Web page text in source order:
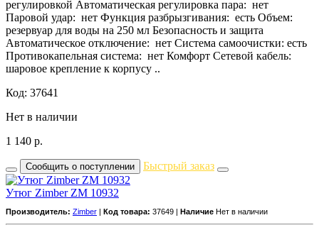
регулировкой Автоматическая регулировка пара: нет
Паровой удар: нет Функция разбрызгивания: есть Объем:
резервуар для воды на 250 мл Безопасность и защита
Автоматическое отключение: нет Система самоочистки: есть
Противокапельная система: нет Комфорт Сетевой кабель:
шаровое крепление к корпусу ..
Код: 37641
Нет в наличии
1 140 р.
Сообщить о поступлении Быстрый заказ
Утюг Zimber ZM 10932
Производитель: Zimber Код товара: 37649 | Наличие Нет в наличии